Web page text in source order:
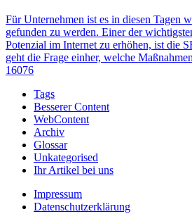
Für Unternehmen ist es in diesen Tagen
gefunden zu werden. Einer der
Potenzial im Internet zu erhöhen, ist die
geht die Frage einher, welche
16076
Tags
Besserer Content
WebContent
Archiv
Glossar
Unkategorised
Ihr Artikel bei uns
Impressum
Datenschutzerklärung